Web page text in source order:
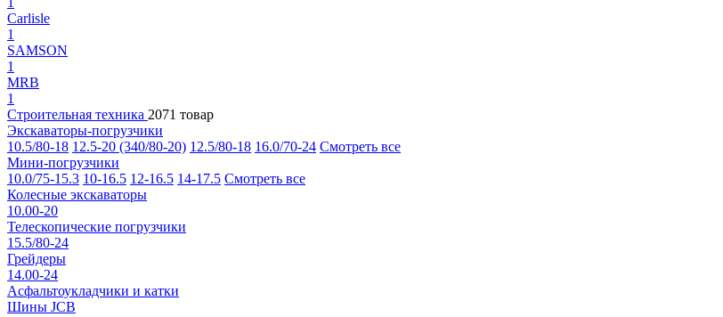
Carlisle
1
SAMSON
1
MRB
1
Строительная техника 2071 товар
Экскаваторы-погрузчики
10.5/80-18 12.5-20 (340/80-20) 12.5/80-18 16.0/70-24 Смотреть все
Мини-погрузчики
10.0/75-15.3 10-16.5 12-16.5 14-17.5 Смотреть все
Колесные экскаваторы
10.00-20
Телескопические погрузчики
15.5/80-24
Грейдеры
14.00-24
Асфальтоукладчики и катки
Шины JCB